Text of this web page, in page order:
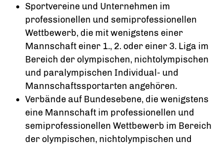
Sportvereine und Unternehmen im
professionellen und semiprofessionellen
Wettbewerb, die mit wenigstens einer
Mannschaft einer 1., 2. oder einer 3. Liga im
Bereich der olympischen, nichtolympischen
und paralympischen Individual- und
Mannschaftssportarten angehören.
Verbände auf Bundesebene, die wenigstens
eine Mannschaft im professionellen und
semiprofessionellen Wettbewerb im Bereich
der olympischen, nichtolympischen und